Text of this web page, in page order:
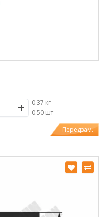
0.37 кг
/0.50 шт
Передзам.